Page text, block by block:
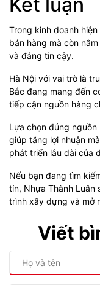
Trong kinh doanh
bán hàng mà còn
và đáng tin cậy.
Hà Nội với vai trò là
Bắc đang mang đến
tiếp cận nguồn hàng
Lựa chọn đúng
giúp tăng lợi nhuận
phát triển lâu dài của
Nếu bạn đang tìm
tín, Nhựa Thành Luân
trình xây dựng và mở
Viết